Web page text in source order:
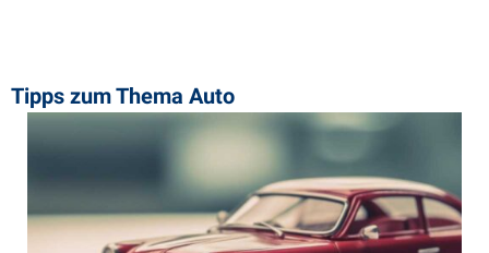
Tipps zum Thema ​Auto